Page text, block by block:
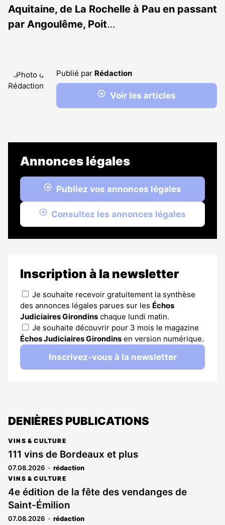
Aquitaine, de La Rochelle à Pau en passant
par Angoulême, Poit…
Publié par Rédaction
Voir les articles
Annonces légales
Publiez vos annonces légales
Consultez les annonces légales
Inscription à la newsletter
Je souhaite recevoir gratuitement la synthèse
des annonces légales parues sur les Échos
Judiciaires Girondins chaque lundi matin.
Je souhaite découvrir pour 3 mois le magazine
Échos Judiciaires Girondins en version numérique.
Inscrivez-vous à la newsletter
DENIÈRES PUBLICATIONS
VINS & CULTURE
111 vins de Bordeaux et plus
07.08.2026 rédaction
VINS & CULTURE
4e édition de la fête des vendanges de
Saint-Émilion
07.08.2026 rédaction